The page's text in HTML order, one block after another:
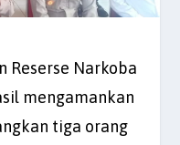
Reserse Narkoba
mengamankan
tiga orang